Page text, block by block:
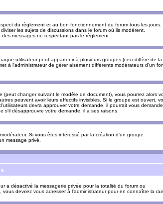
du règlement et au bon fonctionnement du forum tous les jours.
les sujets de discussions dans le forum où ils modèrent.
messages ne respectant pas le règlement.
utilisateur peut appartenir à plusieurs groupes (ceci diffère de la
à l'administrateur de gérer aisément différents modérateurs d'un
(peut changer suivant le modèle de document), vous pourrez alors
peuvent avoir leurs effectifs invisibles. Si le groupe est ouvert,
devra approuver votre demande, il pourrait vous
s'il désapprouvre votre demande, il a ses raisons.
Si vous êtes intéressé par la création d'un groupe
message privé.
a désactivé la messagerie privée pour la totalité du forum ou
devriez vous adresser à l'administrateur pour en connaître la